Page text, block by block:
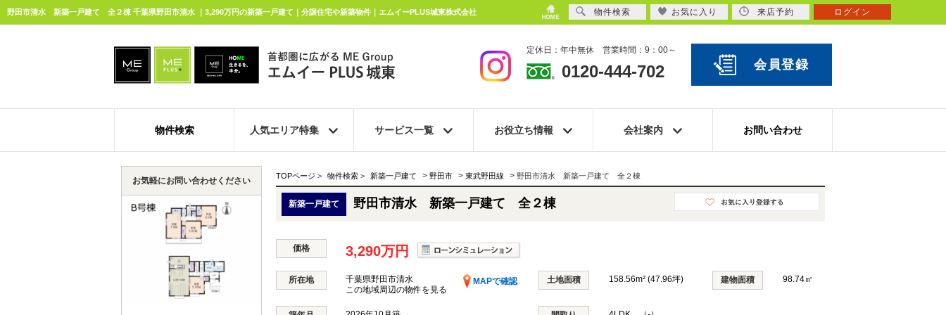
野田市清水 新築一戸建て 全２棟 千葉県野田市清水 ｜3,290万円の新築一戸建て｜分譲住宅や新築物件｜エムイーPLUS城東株式会社
定休日：年中無休 営業時間：9：00～
0120-444-702 会員登録
物件検索 人気エリア特集 サービス一覧 お役立ち情報 会社案内 お問い合わせ
TOPページ > 物件検索 > 新築一戸建て > 野田市 > 東武野田線 > 野田市清水 新築一戸建て 全２棟
新築一戸建て 野田市清水 新築一戸建て 全２棟
価格 3,290万円
所在地 千葉県野田市清水
MAPで確認
この地域周辺の物件を見る
土地面積 158.56m² (47.96坪) 建物面積 98.74㎡
お気軽にお問い合わせください
物件検索 お気に入り 来店予約 ログイン